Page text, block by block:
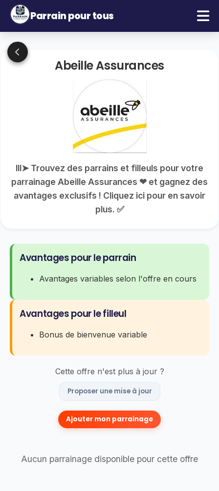
Parrain pour tous
Abeille Assurances
lll➤ Trouvez des parrains et filleuls pour votre
parrainage Abeille Assurances ❤ et gagnez des
avantages exclusifs ! Cliquez ici pour en savoir
plus. ✅
Avantages pour le parrain
Avantages variables selon l'offre en cours
Avantages pour le filleul
Bonus de bienvenue variable
Cette offre n'est plus à jour ?
Proposer une mise à jour
Ajouter mon parrainage
Aucun parrainage disponible pour cette offre